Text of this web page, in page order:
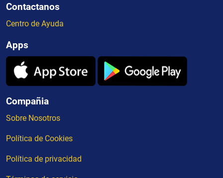
Contactanos
Centro de Ayuda
Apps
Compañia
Sobre Nosotros
Política de Cookies
Política de privacidad